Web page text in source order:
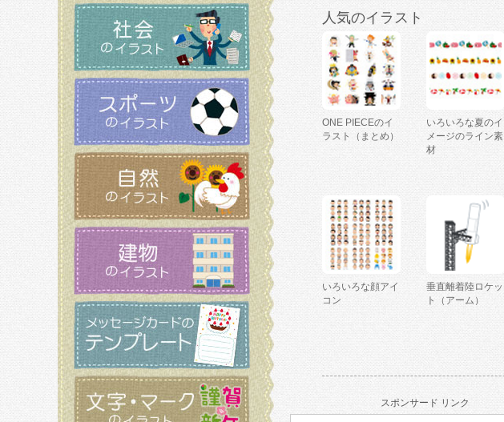
人気のイラスト
ONE PIECEのイ
ラスト（まとめ）
いろいろな夏のイ
メージのライン素
材
いろいろな顔アイ
コン
垂直離着陸ロケッ
ト（アーム）
スポンサード リンク